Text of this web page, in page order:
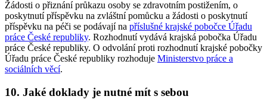
Žádosti o přiznání průkazu osoby se zdravotním postižením, o
poskytnutí příspěvku na zvláštní pomůcku a žádosti o poskytnutí
příspěvku na péči se podávají na příslušné krajské pobočce Úřadu
práce České republiky. Rozhodnutí vydává krajská pobočka Úřadu
práce České republiky. O odvolání proti rozhodnutí krajské pobočky
Úřadu práce České republiky rozhoduje Ministerstvo práce a
sociálních věcí.
10. Jaké doklady je nutné mít s sebou